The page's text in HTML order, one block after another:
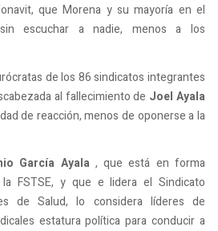
que Morena y su mayoría en el
escuchar a nadie, menos a los
de los 86 sindicatos integrantes
al fallecimiento de Joel Ayala
de reacción, menos de oponerse a la
García Ayala , que está en forma
FSTSE, y que e lidera el Sindicato
de Salud, lo considera líderes de
estatura política para conducir a